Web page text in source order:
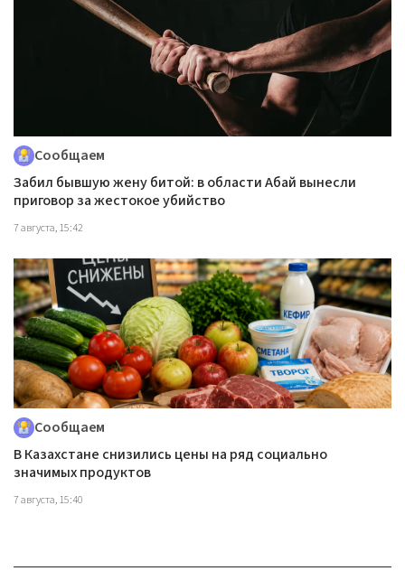
Сообщаем
Забил бывшую жену битой: в области Абай вынесли
приговор за жестокое убийство
7 августа, 15:42
Сообщаем
В Казахстане снизились цены на ряд социально
значимых продуктов
7 августа, 15:40